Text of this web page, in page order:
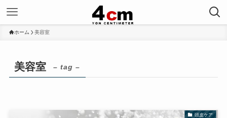
ホーム 美容室
美容室 – tag –
頭皮ケア